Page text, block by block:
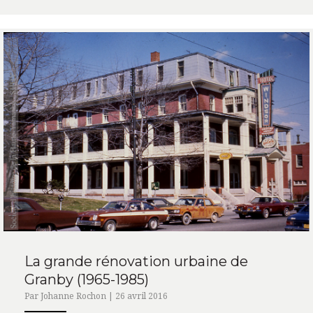
La grande rénovation urbaine de
Granby (1965-1985)
Par Johanne Rochon | 26 avril 2016